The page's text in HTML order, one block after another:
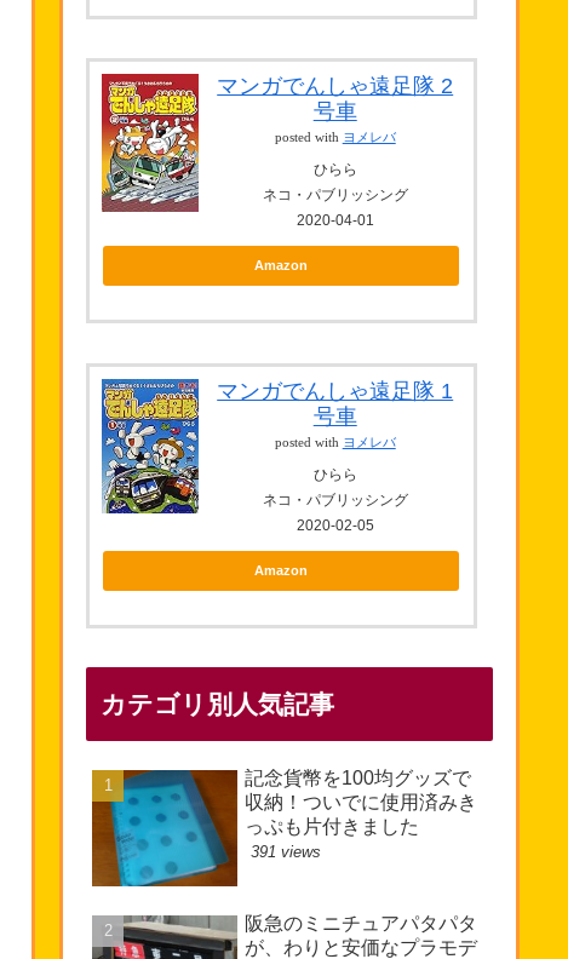
マンガでんしゃ遠足隊 2
号車
posted with ヨメレバ
ひらら
ネコ・パブリッシング
2020-04-01
Amazon
マンガでんしゃ遠足隊 1
号車
posted with ヨメレバ
ひらら
ネコ・パブリッシング
2020-02-05
Amazon
カテゴリ別人気記事
記念貨幣を100均グッズで
収納！ついでに使用済みき
っぷも片付きました
391 views
阪急のミニチュアパタパタ
が、わりと安価なプラモデ